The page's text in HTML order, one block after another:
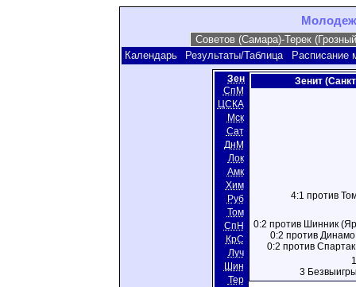
Календарь Результаты/Таблица Расписание
Зен
СпМ
ЦСКА
Мск
Сат
ДнМ
Лок
Амк
Хим
Руб
Том
СпН
КрС
Луч
Шин
Тер
Зенит
4:1 против
0:2 против Шинник
0:2 против
0:2 против
3